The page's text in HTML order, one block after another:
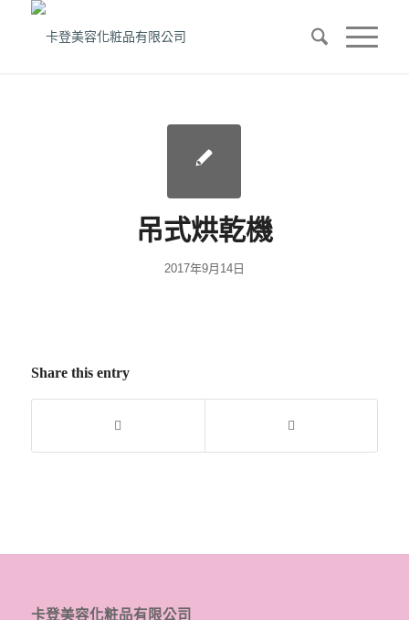
吊式烘乾機
2017年9月14日
Share this entry
卡登美容化粧品有限公司